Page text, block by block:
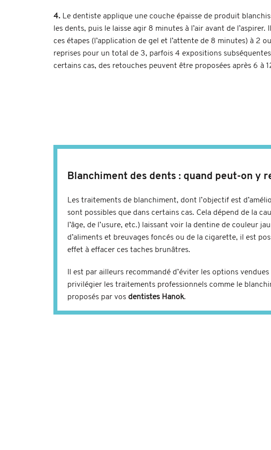
4. Le dentiste applique une couche épaisse de produit
les dents, puis le laisse agir 8 minutes à l’air avant de l’aspirer.
ces étapes (l’application de gel et l’attente de 8 minutes) à 2
reprises pour un total de 3, parfois 4 expositions
certains cas, des retouches peuvent être proposées après 6 à
Blanchiment des dents : quand peut-on y
Les traitements de blanchiment, dont l’objectif est
sont possibles que dans certains cas. Cela dépend de la
l’âge, de l’usure, etc.) laissant voir la dentine de couleur
d’aliments et breuvages foncés ou de la cigarette, il est
effet à effacer ces taches brunâtres.
Il est par ailleurs recommandé d’éviter les options
privilégier les traitements professionnels comme le
proposés par vos dentistes Hanok.